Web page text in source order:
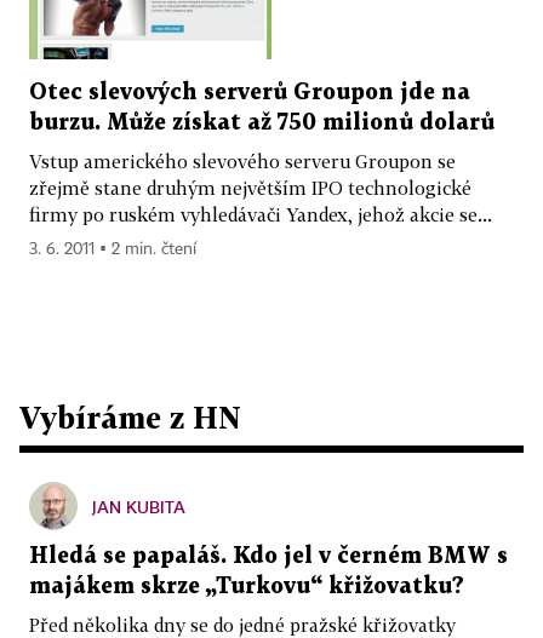
Otec slevových serverů Groupon jde na
burzu. Může získat až 750 milionů dolarů
Vstup amerického slevového serveru Groupon se
zřejmě stane druhým největším IPO technologické
firmy po ruském vyhledávači Yandex, jehož akcie se...
3. 6. 2011 ▪ 2 min. čtení
Vybíráme z HN
JAN KUBITA
Hledá se papaláš. Kdo jel v černém BMW s
majákem skrze „Turkovu“ křižovatku?
Před několika dny se do jedné pražské křižovatky